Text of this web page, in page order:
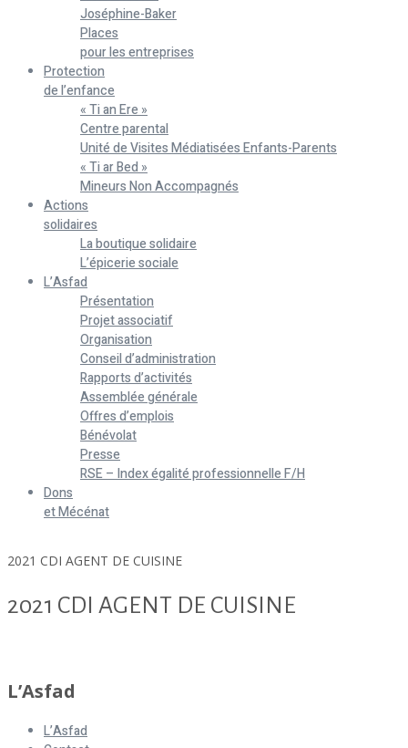
Joséphine-Baker
Places
pour les entreprises
Protection
de l’enfance
« Ti an Ere »
Centre parental
Unité de Visites Médiatisées Enfants-Parents
« Ti ar Bed »
Mineurs Non Accompagnés
Actions
solidaires
La boutique solidaire
L’épicerie sociale
L’Asfad
Présentation
Projet associatif
Organisation
Conseil d’administration
Rapports d’activités
Assemblée générale
Offres d’emplois
Bénévolat
Presse
RSE – Index égalité professionnelle F/H
Dons
et Mécénat
2021 CDI AGENT DE CUISINE
2021 CDI AGENT DE CUISINE
L’Asfad
L’Asfad